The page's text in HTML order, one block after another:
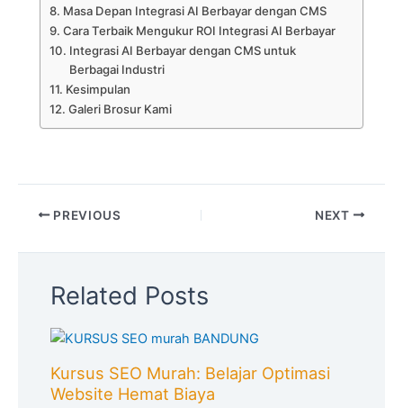
Masa Depan Integrasi AI Berbayar dengan CMS
Cara Terbaik Mengukur ROI Integrasi AI Berbayar
Integrasi AI Berbayar dengan CMS untuk
Berbagai Industri
Kesimpulan
Galeri Brosur Kami
PREVIOUS NEXT
Related Posts
Kursus SEO Murah: Belajar Optimasi
Website Hemat Biaya